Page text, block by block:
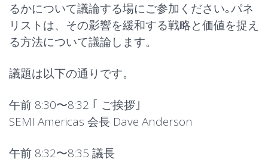
るかについて議論する場にご参加ください｡パネ
リストは、その影響を緩和する戦略と価値を捉え
る方法について議論します。
議題は以下の通りです。
午前 8:30〜8:32 ｢ ご挨拶｣
SEMI Americas 会長 Dave Anderson
午前 8:32〜8:35 議長